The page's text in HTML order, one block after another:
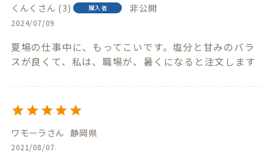
くんく 3 購入者 非公開
2024/07/09
夏場の仕事中に、もってこいです。塩分と甘みのバラ
スが良くて、私は、職場が、暑くになると注文します
ワモーラ 静岡県
2021/08/07